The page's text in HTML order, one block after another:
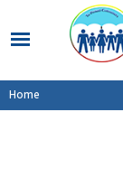
You are here
Home